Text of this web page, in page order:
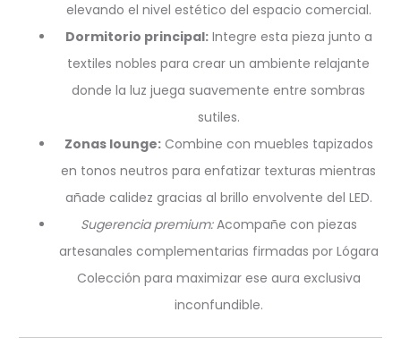
elevando el nivel estético del espacio comercial.
Dormitorio principal:Integre esta pieza junto a
textiles nobles para crear un ambiente relajante
donde la luz juega suavemente entre sombras
sutiles.
Zonas lounge:Combine con muebles tapizados
en tonos neutros para enfatizar texturas mientras
añade calidez gracias al brillo envolvente del LED.
Sugerencia premium:Acompañe con piezas
artesanales complementarias firmadas por Lógara
Colección para maximizar ese aura exclusiva
inconfundible.